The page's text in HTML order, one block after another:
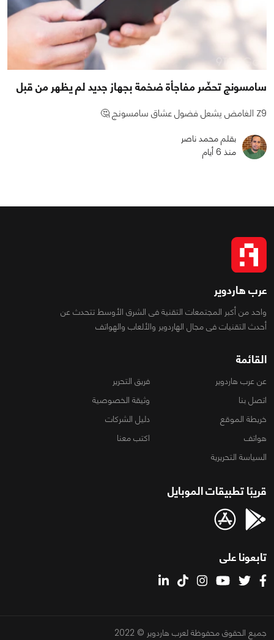
سامسونج تحضّر مفاجأة ضخمة بجهاز جديد لم يظهر من قبل
Z9 الغامض يشعل فضول عشاق سامسونج 🤔
بقلم محمد ناصر
منذ 6 أيام
عرب هاردوير
واحد من أكبر المجتمعات التقنية فى الشرق الأوسط تتحدث عن
أحدث التقنيات فى مجال الهاردوير والألعاب والهواتف
القائمة
عن عرب هاردوير
فريق التحرير
اتصل بنا
وثيقة الخصوصية
خريطة الموقع
دليل الشركات
هواتف
اكتب معنا
السياسة التحريرية
قريبًا تطبيقات الموبايل
تابعونا على
جميع الحقوق محفوظة لعرب هاردوير © 2022